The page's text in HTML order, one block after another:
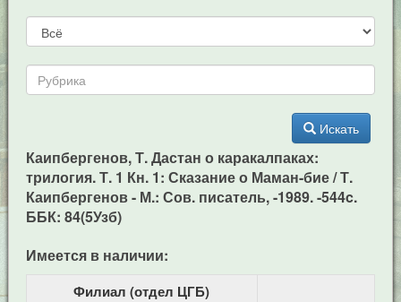
Искать
Каипбергенов, Т. Дастан о каракалпаках:
трилогия. Т. 1 Кн. 1: Сказание о Маман-бие / Т.
Каипбергенов - М.: Сов. писатель, -1989. -544c.
ББК: 84(5Узб)
Имеется в наличии:
Филиал (отдел ЦГБ)